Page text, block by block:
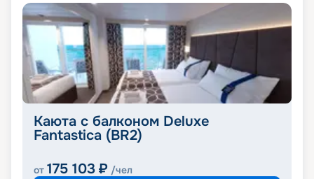
Каюта с балконом Deluxe
Fantastica (BR2)
от 175 103 ₽ /чел